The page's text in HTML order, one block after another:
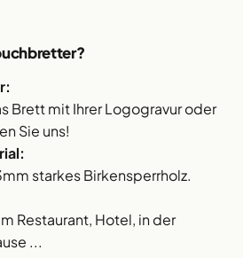
Brett mit Ihrer Logogravur oder
Sie uns!
starkes Birkensperrholz.
Restaurant, Hotel, in der
...